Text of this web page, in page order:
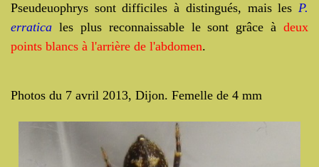
Pseudeuophrys sont difficiles à distingués, mais les P.
erratica les plus reconnaissable le sont grâce à deux
points blancs à l'arrière de l'abdomen.
Photos du 7 avril 2013, Dijon. Femelle de 4 mm